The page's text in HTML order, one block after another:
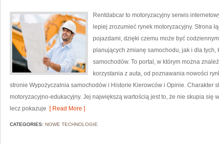
Rentdabcar to motoryzacyjny serwis
lepiej zrozumieć rynek motoryzacyjny. Strona
pojazdami, dzięki czemu może być
planujących zmianę samochodu, jak i dla
samochodów. To portal, w którym można
korzystania z auta, od poznawania nowości
stronie Wypożyczalnia samochodów i Historie Kierowców i Opinie. Charakter
motoryzacyjno-edukacyjny. Jej największą wartością jest to, że nie skupia się
lecz pokazuje [ Read More ]
CATEGORIES: NOWE TECHNOLOGIE